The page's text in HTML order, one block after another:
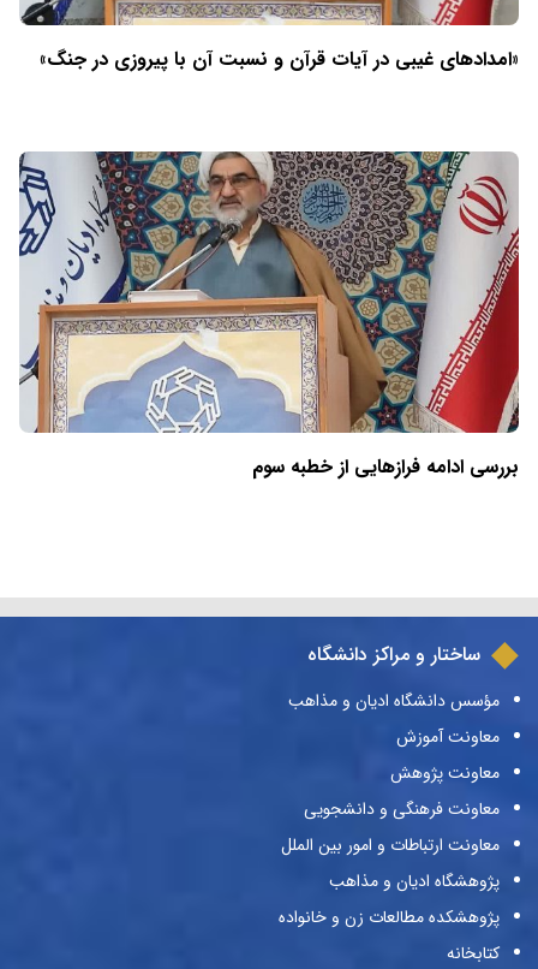
«امدادهای غیبی در آیات قرآن و نسبت آن با پیروزی در جنگ»
بررسی ادامه فرازهایی از خطبه سوم
ساختار و مراکز دانشگاه
مؤسس دانشگاه ادیان و مذاهب
معاونت آموزش
معاونت پژوهش
معاونت فرهنگی و دانشجویی
معاونت ارتباطات و امور بین الملل
پژوهشگاه ادیان و مذاهب
پژوهشکده مطالعات زن و خانواده
کتابخانه